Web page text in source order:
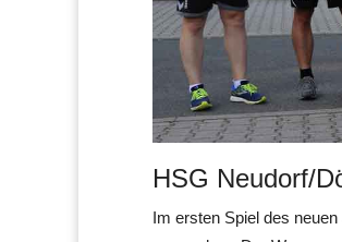
HSG Neudorf/
Im ersten Spiel des